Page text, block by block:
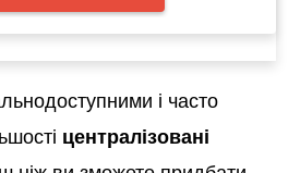
і часто
централізовані